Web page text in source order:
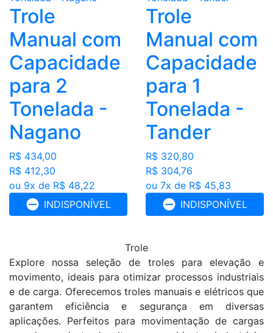
Trole
Manual com
Capacidade
para 2
Tonelada -
Nagano
R$ 434,00
R$ 412,30
ou 9x de R$ 48,22
INDISPONÍVEL
Trole
Manual com
Capacidade
para 1
Tonelada -
Tander
R$ 320,80
R$ 304,76
ou 7x de R$ 45,83
INDISPONÍVEL
Trole
Explore nossa seleção de troles para elevação e
movimento, ideais para otimizar processos industriais
e de carga. Oferecemos troles manuais e elétricos que
garantem eficiência e segurança em diversas
aplicações. Perfeitos para movimentação de cargas